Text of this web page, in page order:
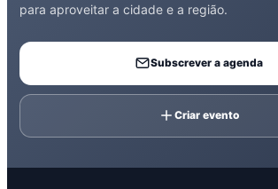
para aproveitar a cidade e a região.
Subscrever a agenda
Criar evento